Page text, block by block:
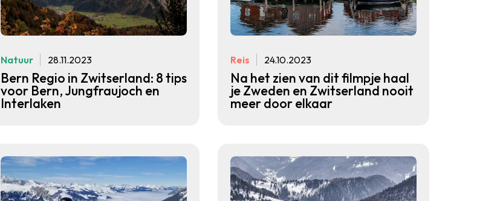
Natuur 28.11.2023
Bern Regio in Zwitserland: 8 tips
voor Bern, Jungfraujoch en
Interlaken
Reis 24.10.2023
Na het zien van dit filmpje haal
je Zweden en Zwitserland nooit
meer door elkaar